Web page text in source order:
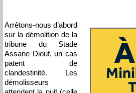
Arrêtons-nous d’abord
sur la démolition de la
tribune du Stade
Assane Diouf, un cas
patent de
clandestinité. Les
démolisseurs